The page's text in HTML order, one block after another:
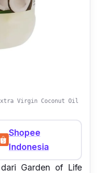
Virgin Coconut Oil
Shopee
Indonesia
dari Garden of Life